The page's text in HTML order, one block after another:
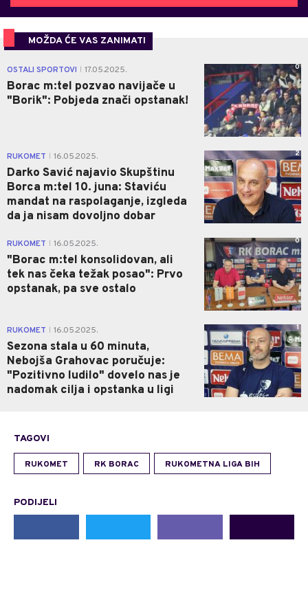
MOŽDA ĆE VAS ZANIMATI
OSTALI SPORTOVI 17.05.2025.
Borac m:tel pozvao navijače u
"Borik": Pobjeda znači opstanak!
0
RUKOMET 16.05.2025.
Darko Savić najavio Skupštinu
Borca m:tel 10. juna: Staviću
mandat na raspolaganje, izgleda
da ja nisam dovoljno dobar
2
RUKOMET 16.05.2025.
"Borac m:tel konsolidovan, ali
tek nas čeka težak posao": Prvo
opstanak, pa sve ostalo
0
RUKOMET 16.05.2025.
Sezona stala u 60 minuta,
Nebojša Grahovac poručuje:
"Pozitivno ludilo" dovelo nas je
nadomak cilja i opstanka u ligi
1
TAGOVI
RUKOMET RK BORAC RUKOMETNA LIGA BIH
PODIJELI